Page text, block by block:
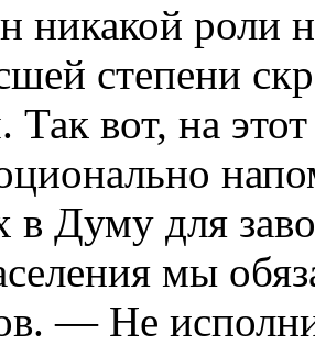
никакой роли
степени
Так вот, на
в Думу для
мы
— Не